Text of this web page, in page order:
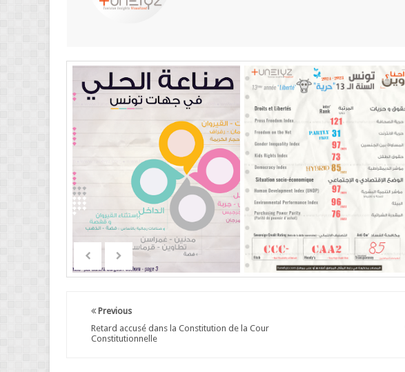
Previous
Retard accusé dans la Constitution de la Cour
Constitutionnelle